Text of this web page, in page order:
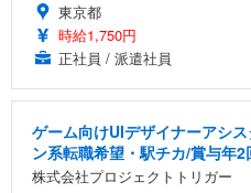
東京都
時給1,750円
正社員 / 派遣社員
ゲーム向けUIデザイナーアシ
ン系転職希望・駅チカ/賞与年
株式会社プロジェクトトリガー